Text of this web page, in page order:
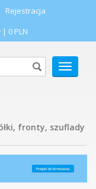
Rejestracja
| 0 PLN
POKAŻ
MENU
fronty, szuflady